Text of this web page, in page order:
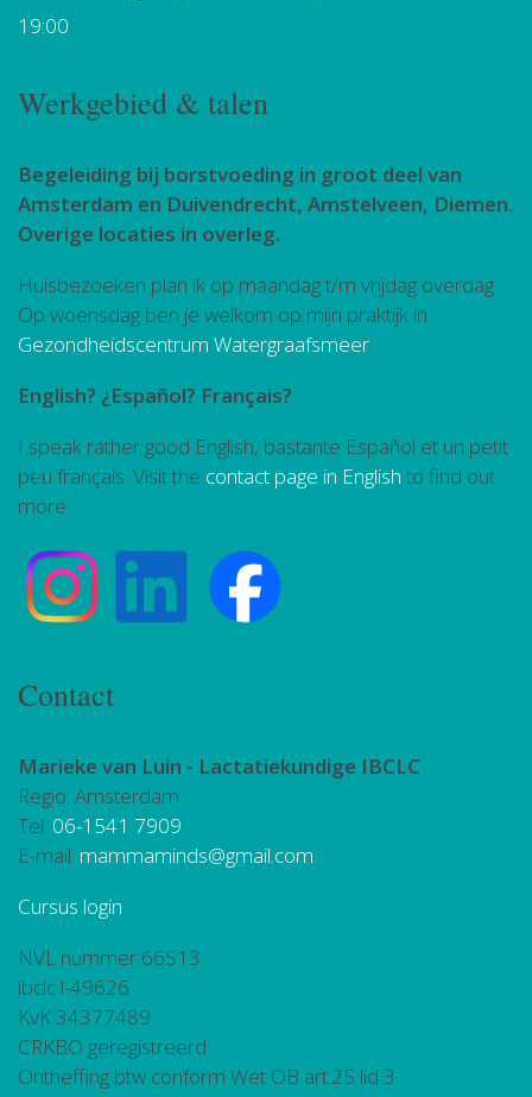
19:00
Werkgebied & talen
Begeleiding bij borstvoeding in groot deel van
Amsterdam en Duivendrecht, Amstelveen, Diemen.
Overige locaties in overleg.
Huisbezoeken plan ik op maandag t/m vrijdag overdag.
Op woensdag ben je welkom op mijn praktijk in
Gezondheidscentrum Watergraafsmeer
English? ¿Español? Français?
I speak rather good English, bastante Español et un petit
peu français. Visit the contact page in English to find out
more.
Contact
Marieke van Luin - Lactatiekundige IBCLC
Regio: Amsterdam
Tel: 06-1541 7909
E-mail: mammaminds@gmail.com
Cursus login
NVL nummer 66513
ibclc l-49626
KvK 34377489
CRKBO geregistreerd
Ontheffing btw conform Wet OB art.25 lid 3